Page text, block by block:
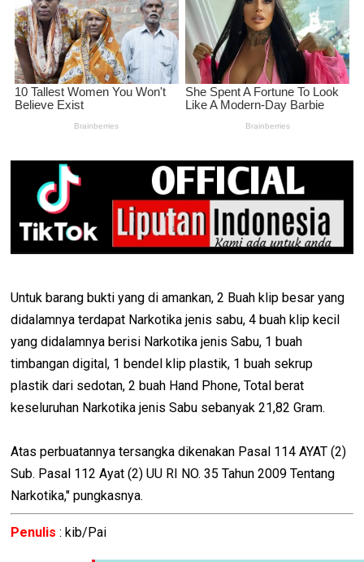
Untuk barang bukti yang di amankan, 2 Buah klip besar yang
didalamnya terdapat Narkotika jenis sabu, 4 buah klip kecil
yang didalamnya berisi Narkotika jenis Sabu, 1 buah
timbangan digital, 1 bendel klip plastik, 1 buah sekrup
plastik dari sedotan, 2 buah Hand Phone, Total berat
keseluruhan Narkotika jenis Sabu sebanyak 21,82 Gram.
Atas perbuatannya tersangka dikenakan Pasal 114 AYAT (2)
Sub. Pasal 112 Ayat (2) UU RI NO. 35 Tahun 2009 Tentang
Narkotika," pungkasnya.
Penulis : kib/Pai